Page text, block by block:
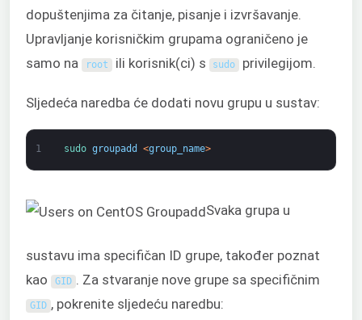
dopuštenjima za čitanje, pisanje i izvršavanje.
Upravljanje korisničkim grupama ograničeno je
samo na
root ili korisnik(ci) s sudo privilegijom.
Sljedeća naredba će dodati novu grupu u sustav:
1 sudo groupadd <group_name>
Svaka grupa u
sustavu ima specifičan ID grupe, također poznat
kao
GID . Za stvaranje nove grupe sa specifičnim
GID , pokrenite sljedeću naredbu: